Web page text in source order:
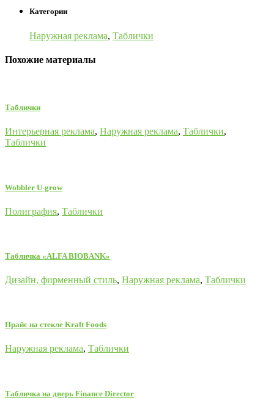
Категории
Наружная реклама, Таблички
Похожие материалы
Таблички
Интерьерная реклама, Наружная реклама, Таблички,
Таблички
Wobbler U-grow
Полиграфия, Таблички
Табличка «ALFA BIOBANK»
Дизайн, фирменный стиль, Наружная реклама, Таблички
Прайс на стекле Kraft Foods
Наружная реклама, Таблички
Табличка на дверь Finance Director